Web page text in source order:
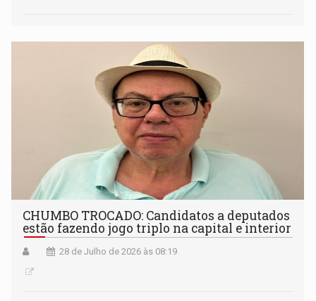
CHUMBO TROCADO: Candidatos a deputados
estão fazendo jogo triplo na capital e interior
28 de Julho de 2026 às 08:19